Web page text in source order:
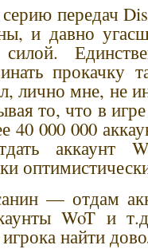
передач
и давно
прокачку
лично мне, не
то, что в
40 000 000
аккаунт
— отдам
WoT и
найти